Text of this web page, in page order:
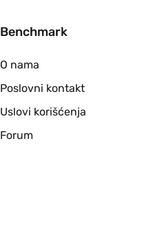
Benchmark
O nama
Poslovni kontakt
Uslovi korišćenja
Forum